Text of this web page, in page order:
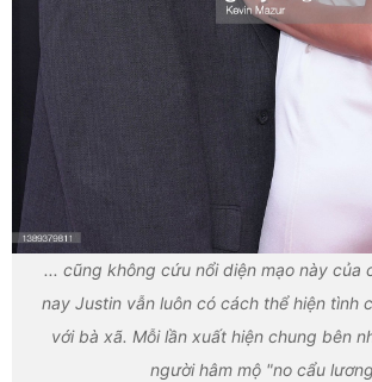
... cũng không cứu nổi diện mạo này của
nay Justin vẫn luôn có cách thể hiện tình
với bà xã. Mỗi lần xuất hiện chung bên
người hâm mộ "no cẩu